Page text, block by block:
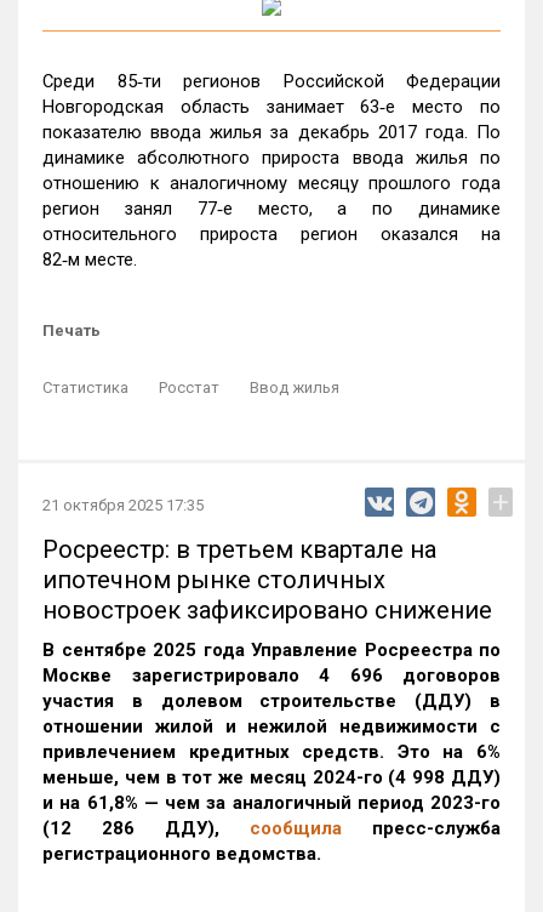
Среди 85‑ти регионов Российской Федерации
Новгородская область занимает 63‑е место по
показателю ввода жилья за декабрь 2017 года. По
динамике абсолютного прироста ввода жилья по
отношению к аналогичному месяцу прошлого года
регион занял 77‑е место, а по динамике
относительного прироста регион оказался на
82‑м месте.
Печать
Статистика Росстат Ввод жилья
21 октября 2025 17:35 +
Росреестр: в третьем квартале на
ипотечном рынке столичных
новостроек зафиксировано снижение
В сентябре 2025 года Управление Росреестра по
Москве зарегистрировало 4 696 договоров
участия в долевом строительстве (ДДУ) в
отношении жилой и нежилой недвижимости с
привлечением кредитных средств. Это на 6%
меньше, чем в тот же месяц 2024-го (4 998 ДДУ)
и на 61,8% — чем за аналогичный период 2023-го
(12 286 ДДУ), сообщила пресс-служба
регистрационного ведомства.